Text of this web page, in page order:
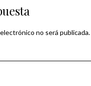
no será publicada.